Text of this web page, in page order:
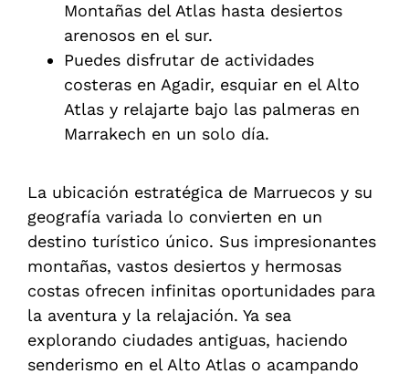
Montañas del Atlas hasta desiertos
arenosos en el sur.
Puedes disfrutar de actividades
costeras en Agadir, esquiar en el Alto
Atlas y relajarte bajo las palmeras en
Marrakech en un solo día.
La ubicación estratégica de Marruecos y su
geografía variada lo convierten en un
destino turístico único. Sus impresionantes
montañas, vastos desiertos y hermosas
costas ofrecen infinitas oportunidades para
la aventura y la relajación. Ya sea
explorando ciudades antiguas, haciendo
senderismo en el Alto Atlas o acampando